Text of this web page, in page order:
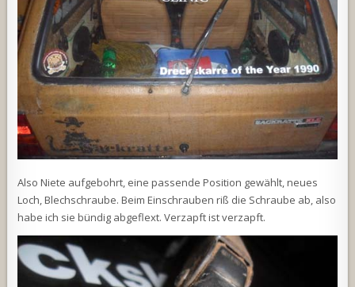
Also Niete aufgebohrt, eine passende Position gewählt, neues
Loch, Blechschraube. Beim Einschrauben riß die Schraube ab, also
habe ich sie bündig abgeflext. Verzapft ist verzapft.